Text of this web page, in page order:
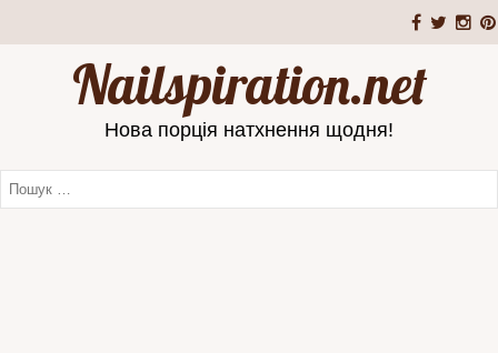
Nailspiration.net
Нова порція натхнення щодня!